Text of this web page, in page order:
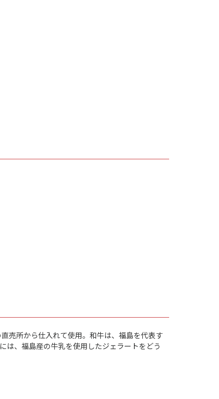
売所から仕入れて使用。和牛は、福島を代表す
は、福島産の牛乳を使用したジェラートをどう